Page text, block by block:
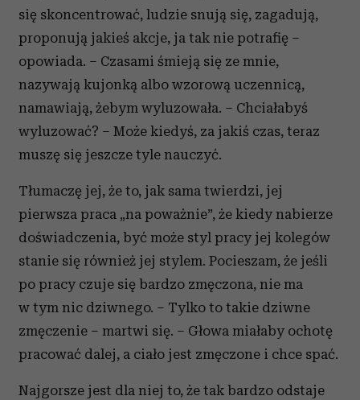
się skoncentrować, ludzie snują się, zagadują,
proponują jakieś akcje, ja tak nie potrafię –
opowiada. – Czasami śmieją się ze mnie,
nazywają kujonką albo wzorową uczennicą,
namawiają, żebym wyluzowała. – Chciałabyś
wyluzować? – Może kiedyś, za jakiś czas, teraz
muszę się jeszcze tyle nauczyć.
Tłumaczę jej, że to, jak sama twierdzi, jej
pierwsza praca „na poważnie”, że kiedy nabierze
doświadczenia, być może styl pracy jej kolegów
stanie się również jej stylem. Pocieszam, że jeśli
po pracy czuje się bardzo zmęczona, nie ma
w tym nic dziwnego. – Tylko to takie dziwne
zmęczenie – martwi się. – Głowa miałaby ochotę
pracować dalej, a ciało jest zmęczone i chce spać.
Najgorsze jest dla niej to, że tak bardzo odstaje